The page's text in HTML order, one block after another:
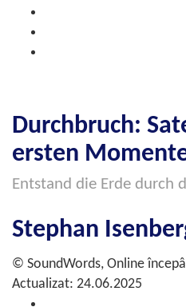
Durchbruch:
ersten
Entstand die Erde durch
Stephan
© SoundWords, Online
Actualizat: 24.06.2025